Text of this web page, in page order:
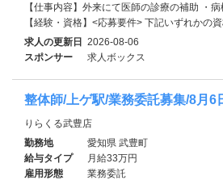
【仕事内容】外来にて医師の診療の補助 ・
【経験・資格】<応募要件> 下記いずれかの
求人の更新日 2026-08-06
スポンサー
求人ボックス
整体師/上ゲ駅/業務委託募集/8月6
りらくる武豊店
勤務地
愛知県 武豊町
給与タイプ
月給33万円
雇用形態
業務委託